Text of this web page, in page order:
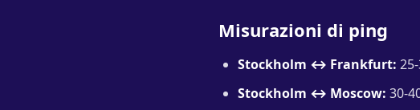
Misurazioni di ping
Stockholm ↔ Frankfurt:
Stockholm ↔ Moscow: 30-